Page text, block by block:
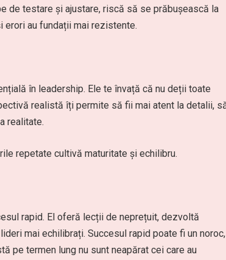
de testare și ajustare, riscă să se prăbușească la
au fundații mai rezistente.
în leadership. Ele te învață că nu deții toate
realistă îți permite să fii mai atent la detalii,
realitate.
repetate cultivă maturitate și echilibru.
rapid. El oferă lecții de neprețuit, dezvoltă
mai echilibrați. Succesul rapid poate fi un noroc,
pe termen lung nu sunt neapărat cei care au